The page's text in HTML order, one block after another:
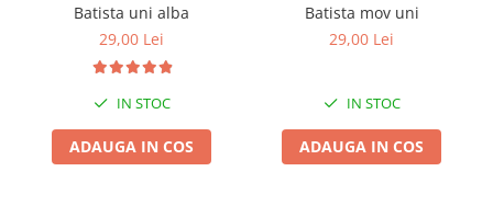
Batista uni alba
29,00 Lei
IN STOC
ADAUGA IN COS
Batista mov uni
29,00 Lei
IN STOC
ADAUGA IN COS